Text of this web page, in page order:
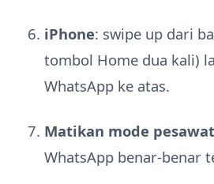
iPhone: swipe up dari
tombol Home dua kali)
WhatsApp ke atas.
Matikan mode pesawat
WhatsApp benar-benar